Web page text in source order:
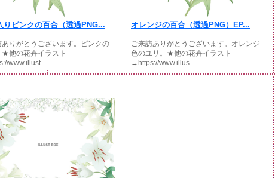
りピンクの百合（透過PNG...
ありがとうございます。ピンクの
★他の花卉イラスト
www.illust-...
オレンジの百合（透過PNG）EP...
ご来訪ありがとうございます。オレンジ
色のユリ。★他の花卉イラスト
→https://www.illus...